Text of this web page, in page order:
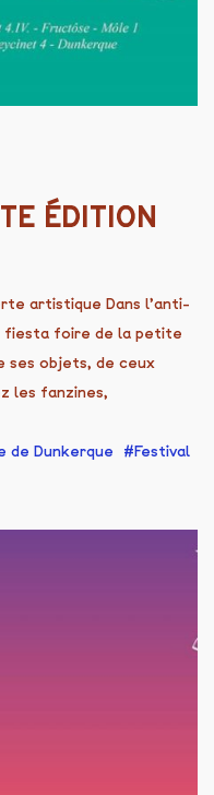
ÉDITION
artistique Dans l’anti-
fiesta foire de la petite
ses objets, de ceux
les fanzines,
de Dunkerque
Festival